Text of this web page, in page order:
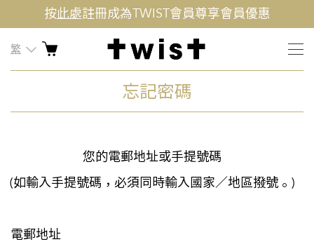
按此處註冊成為TWIST會員尊享會員優惠
繁
忘記密碼
您的電郵地址或手提號碼
(如輸入手提號碼，必須同時輸入國家／地區撥號。)
電郵地址